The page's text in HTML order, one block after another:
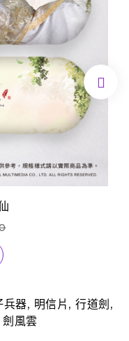

兵器, 明信片 ,行道劍 ,
劍風雲